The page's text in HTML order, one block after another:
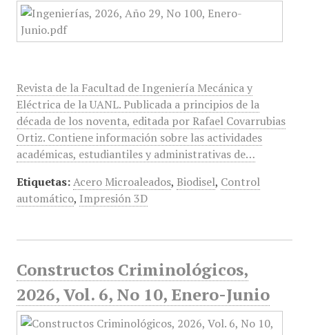
Revista de la Facultad de Ingeniería Mecánica y
Eléctrica de la UANL. Publicada a principios de la
década de los noventa, editada por Rafael Covarrubias
Ortiz. Contiene información sobre las actividades
académicas, estudiantiles y administrativas de…
Etiquetas: Acero Microaleados, Biodisel, Control
automático, Impresión 3D
Constructos Criminológicos,
2026, Vol. 6, No 10, Enero-Junio